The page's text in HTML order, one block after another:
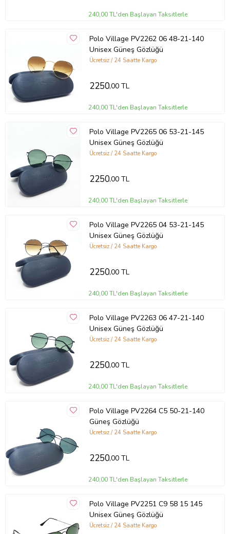
240,00 TL'den Başlayan Taksitlerle
Polo Village PV2262 06 48-21-140
Unisex Güneş Gözlüğü
Ücretsiz / 24 Saatte Kargo
2250,00 TL
240,00 TL'den Başlayan Taksitlerle
Polo Village PV2265 06 53-21-145
Unisex Güneş Gözlüğü
Ücretsiz / 24 Saatte Kargo
2250,00 TL
240,00 TL'den Başlayan Taksitlerle
Polo Village PV2265 04 53-21-145
Unisex Güneş Gözlüğü
Ücretsiz / 24 Saatte Kargo
2250,00 TL
240,00 TL'den Başlayan Taksitlerle
Polo Village PV2263 06 47-21-140
Unisex Güneş Gözlüğü
Ücretsiz / 24 Saatte Kargo
2250,00 TL
240,00 TL'den Başlayan Taksitlerle
Polo Village PV2264 C5 50-21-140
Güneş Gözlüğü
Ücretsiz / 24 Saatte Kargo
2250,00 TL
240,00 TL'den Başlayan Taksitlerle
Polo Village PV2251 C9 58 15 145
Unisex Güneş Gözlüğü
Ücretsiz / 24 Saatte Kargo